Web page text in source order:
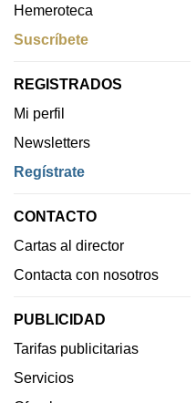
Hemeroteca
Suscríbete
REGISTRADOS
Mi perfil
Newsletters
Regístrate
CONTACTO
Cartas al director
Contacta con nosotros
PUBLICIDAD
Tarifas publicitarias
Servicios